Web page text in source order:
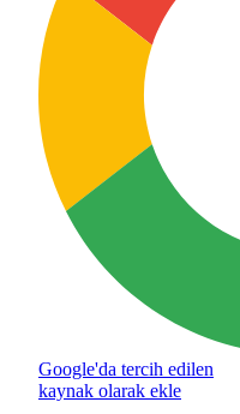
Google'da tercih edilen
kaynak olarak ekle